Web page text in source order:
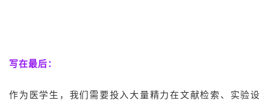
写在最后：
作为医学生，我们需要投入大量精力在文献检索、实验设